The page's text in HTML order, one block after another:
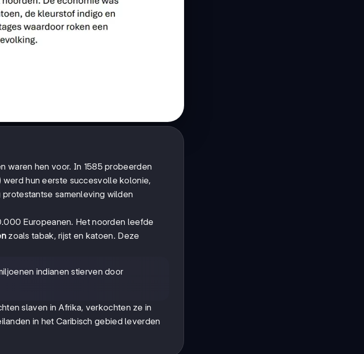
waren hen voor. In 1585 probeerden
werd hun eerste succesvolle kolonie,
protestantse samenleving wilden
Europeanen. Het noorden leefde
zoals tabak, rijst en katoen. Deze
indianen stierven door
slaven in Afrika, verkochten ze in
in het Caribisch gebied leverden